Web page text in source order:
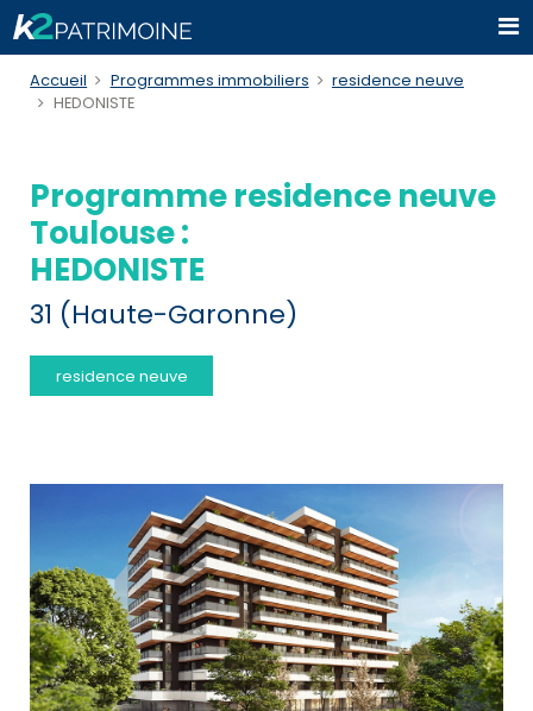
Accueil Programmes immobiliers
residence neuve
HEDONISTE
Programme residence neuve
Toulouse :
HEDONISTE
31 (Haute-Garonne)
residence neuve